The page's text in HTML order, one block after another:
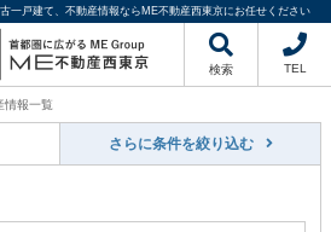
一戸建て、不動産情報ならME不動産西東京にお任せください
検索 TEL
情報一覧
さらに条件を絞り込む